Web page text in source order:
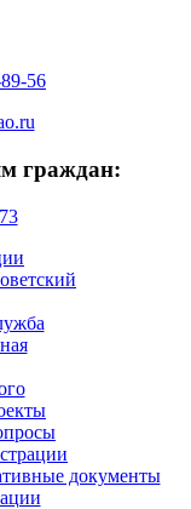
56
граждан:
документы